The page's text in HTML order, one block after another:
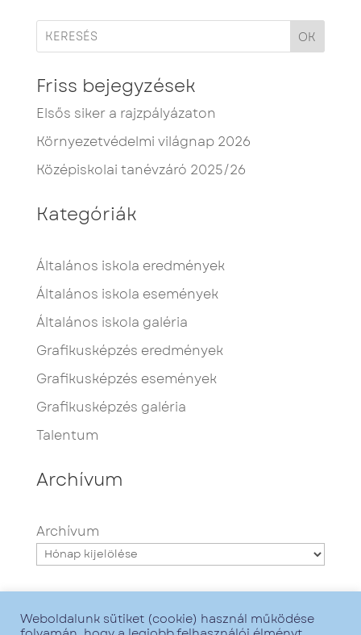
OK
Friss bejegyzések
Elsős siker a rajzpályázaton
Környezetvédelmi világnap 2026
Középiskolai tanévzáró 2025/26
Kategóriák
Általános iskola eredmények
Általános iskola események
Általános iskola galéria
Grafikusképzés eredmények
Grafikusképzés események
Grafikusképzés galéria
Talentum
Archívum
Archívum
Weboldalunk sütiket (cookie) használ működése